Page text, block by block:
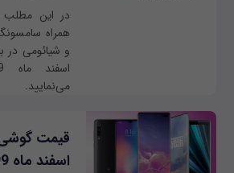
در این
همراه
می‌نمایید.
اسفند ماه 99 + جدول